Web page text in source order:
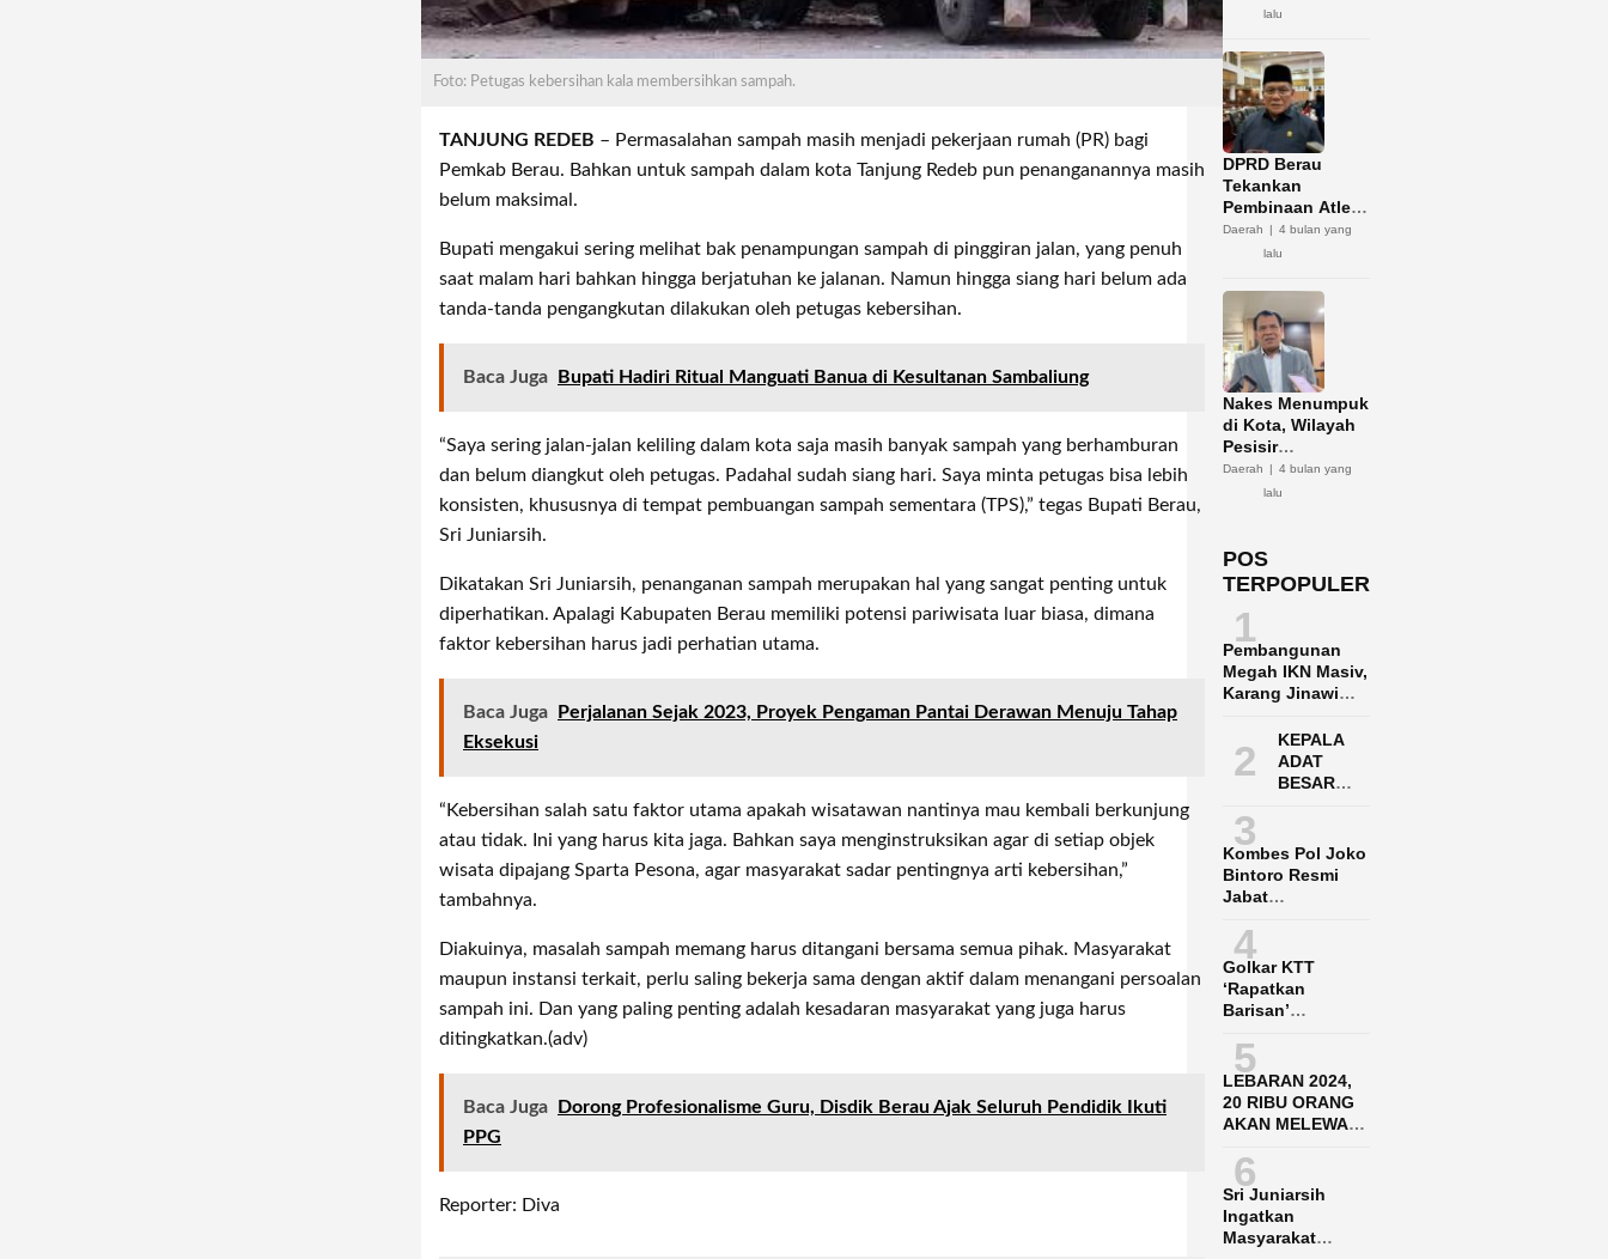
Foto: Petugas kebersihan kala membersihkan sampah.
TANJUNG REDEB – Permasalahan sampah masih menjadi pekerjaan rumah (PR) bagi
Pemkab Berau. Bahkan untuk sampah dalam kota Tanjung Redeb pun penanganannya masih
belum maksimal.
Bupati mengakui sering melihat bak penampungan sampah di pinggiran jalan, yang penuh
saat malam hari bahkan hingga berjatuhan ke jalanan. Namun hingga siang hari belum ada
tanda-tanda pengangkutan dilakukan oleh petugas kebersihan.
Baca Juga Bupati Hadiri Ritual Manguati Banua di Kesultanan Sambaliung
“Saya sering jalan-jalan keliling dalam kota saja masih banyak sampah yang berhamburan
dan belum diangkut oleh petugas. Padahal sudah siang hari. Saya minta petugas bisa lebih
konsisten, khususnya di tempat pembuangan sampah sementara (TPS),” tegas Bupati Berau,
Sri Juniarsih.
Dikatakan Sri Juniarsih, penanganan sampah merupakan hal yang sangat penting untuk
diperhatikan. Apalagi Kabupaten Berau memiliki potensi pariwisata luar biasa, dimana
faktor kebersihan harus jadi perhatian utama.
Baca Juga
Perjalanan Sejak 2023, Proyek Pengaman Pantai Derawan Menuju Tahap
Eksekusi
“Kebersihan salah satu faktor utama apakah wisatawan nantinya mau kembali berkunjung
atau tidak. Ini yang harus kita jaga. Bahkan saya menginstruksikan agar di setiap objek
wisata dipajang Sparta Pesona, agar masyarakat sadar pentingnya arti kebersihan,”
tambahnya.
Diakuinya, masalah sampah memang harus ditangani bersama semua pihak. Masyarakat
maupun instansi terkait, perlu saling bekerja sama dengan aktif dalam menangani persoalan
sampah ini. Dan yang paling penting adalah kesadaran masyarakat yang juga harus
ditingkatkan.(adv)
Baca Juga
Dorong Profesionalisme Guru, Disdik Berau Ajak Seluruh Pendidik Ikuti
PPG
Reporter: Diva
Potensi Zakat
lalu
DPRD Berau
Tekankan
Pembinaan Atlet
Jadi Kunci
Sukses Porprov
Daerah
4 bulan yang
lalu
Nakes Menumpuk
di Kota, Wilayah
Pesisir
Kekurangan
Daerah
4 bulan yang
lalu
POS
TERPOPULER
1
Pembangunan
Megah IKN Masiv,
Karang Jinawi
Menunggu
Infrastruktur
2
KEPALA
ADAT
BESAR
ADUKAN
POLRES
3
Kombes Pol Joko
Bintoro Resmi
Jabat
Polda Kaltara
4
Golkar KTT
‘Rapatkan
Barisan’
Agil-Hendrik
5
LEBARAN 2024,
20 RIBU ORANG
AKAN MELEWATI
BALIKPAPAN
6
Sri Juniarsih
Ingatkan
Masyarakat